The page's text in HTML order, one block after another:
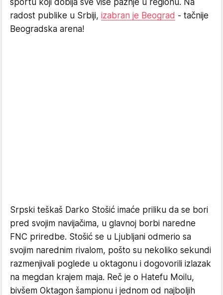
sportu koji dobija sve više pažnje u regionu. Na
radost publike u Srbiji, izabran je Beograd - tačnije
Beogradska arena!
Srpski teškaš Darko Stošić imaće priliku da se bori
pred svojim navijačima, u glavnoj borbi naredne
FNC priredbe. Stošić se u Ljubljani odmerio sa
svojim narednim rivalom, pošto su nekoliko sekundi
razmenjivali poglede u oktagonu i dogovorili izlazak
na megdan krajem maja. Reč je o Hatefu Moilu,
bivšem Oktagon šampionu i jednom od najboljih